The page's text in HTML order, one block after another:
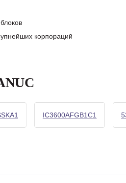
корпораций
IC3600AFGB1C1